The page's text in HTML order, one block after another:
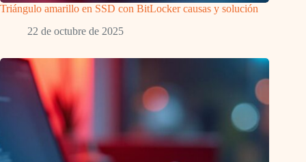
Triángulo amarillo en SSD con BitLocker causas y solución
22 de octubre de 2025